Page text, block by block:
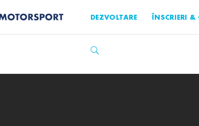
DEZVOLTARE ÎNSCRIERI &